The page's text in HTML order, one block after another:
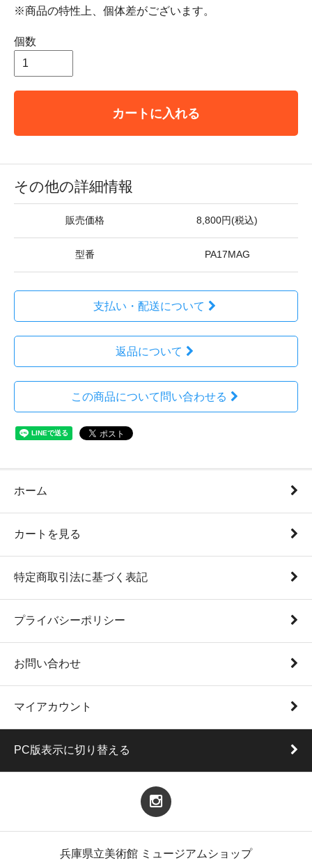
※商品の特性上、個体差がございます。
個数
カートに入れる
その他の詳細情報
販売価格 8,800円(税込)
型番 PA17MAG
支払い・配送について
返品について
この商品について問い合わせる
ホーム
カートを見る
特定商取引法に基づく表記
プライバシーポリシー
お問い合わせ
マイアカウント
PC版表示に切り替える
兵庫県立美術館 ミュージアムショップ